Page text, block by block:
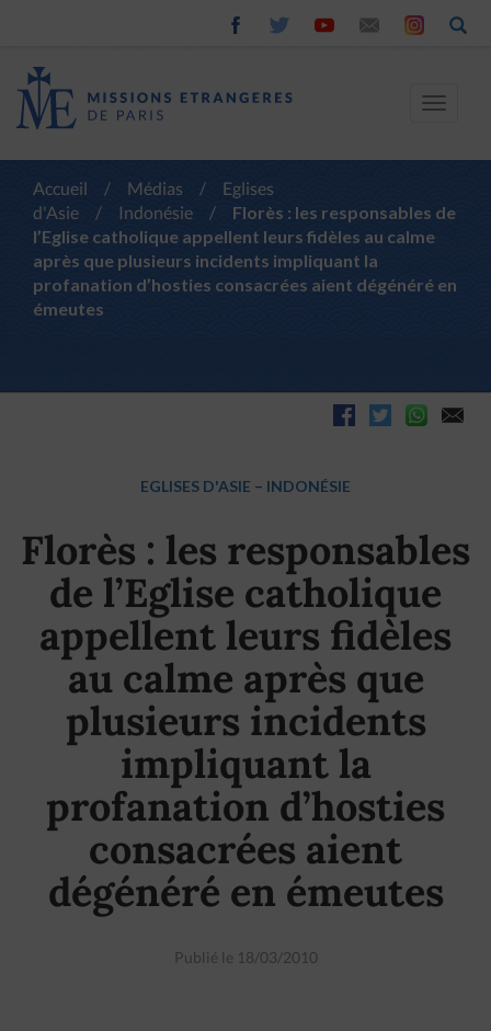
Toggle
Accueil / Médias /
Eglises
d'Asie
/ Indonésie /
Florès : les responsables de
l’Eglise catholique appellent leurs fidèles au calme
après que plusieurs incidents impliquant la
profanation d’hosties consacrées aient dégénéré en
émeutes
EGLISES D'ASIE – INDONÉSIE
Florès : les responsables
de l’Eglise catholique
appellent leurs fidèles
au calme après que
plusieurs incidents
impliquant la
profanation d’hosties
consacrées aient
dégénéré en émeutes
Publié le 18/03/2010